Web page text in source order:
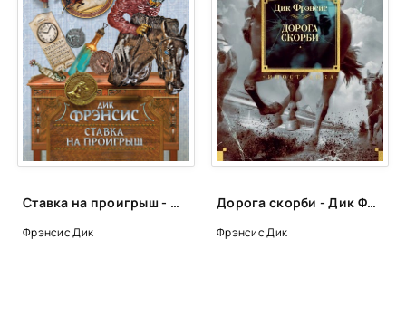
Ставка на проигрыш - Дик Фрэнсис
Фрэнсис Дик
Дорога скорби - Дик Фрэнсис
Фрэнсис Дик